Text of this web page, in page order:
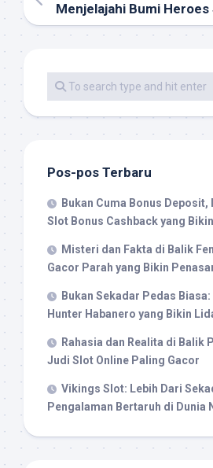
Pos-pos Terbaru
Bukan Cuma Bonus Deposit,
Slot Bonus Cashback yang
Misteri dan Fakta di Balik
Gacor Parah yang Bikin
Bukan Sekadar Pedas
Hunter Habanero yang Bikin
Rahasia dan Realita di Balik
Judi Slot Online Paling Gacor
Vikings Slot: Lebih Dari
Pengalaman Bertaruh di Dunia